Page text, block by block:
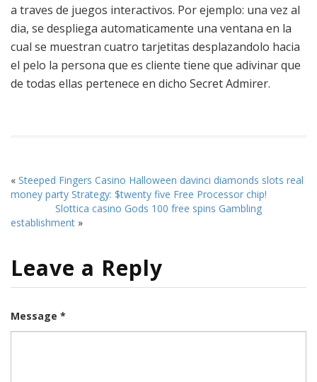
a traves de juegos interactivos. Por ejemplo: una vez al
dia, se despliega automaticamente una ventana en la
cual se muestran cuatro tarjetitas desplazandolo hacia
el pelo la persona que es cliente tiene que adivinar que
de todas ellas pertenece en dicho Secret Admirer.
« Steeped Fingers Casino Halloween davinci diamonds slots real
money party Strategy: $twenty five Free Processor chip!
Slottica casino Gods 100 free spins Gambling
establishment »
Leave a Reply
Message *